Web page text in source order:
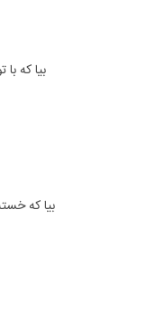
بیا که
بیا که